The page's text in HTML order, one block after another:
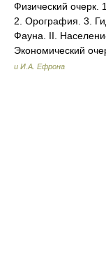
Физический очерк.
2. Орография. 3.
Фауна. II.
Экономический
и И.А. Ефрона